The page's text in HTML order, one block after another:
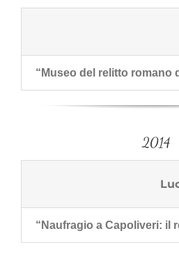
“Museo del relitto romano
2014
“Naufragio a Capoliveri: il